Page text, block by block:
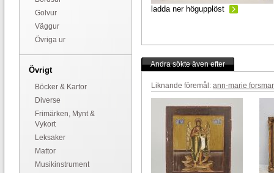
Golvur
Väggur
Övriga ur
Övrigt
Böcker & Kartor
Diverse
Frimärken, Mynt &
Vykort
Leksaker
Mattor
Musikinstrument
ladda ner högupplöst
Andra sökte även efter
Liknande föremål: ann-marie